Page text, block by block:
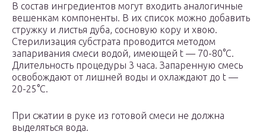
В состав ингредиентов могут входить аналогичные
вешенкам компоненты. В их список можно добавить
стружку и листья дуба, сосновую кору и хвою.
Стерилизация субстрата проводится методом
запаривания смеси водой, имеющей t — 70-80°С.
Длительность процедуры 3 часа. Запаренную смесь
освобождают от лишней воды и охлаждают до t —
20-25°С.
При сжатии в руке из готовой смеси не должна
выделяться вода.